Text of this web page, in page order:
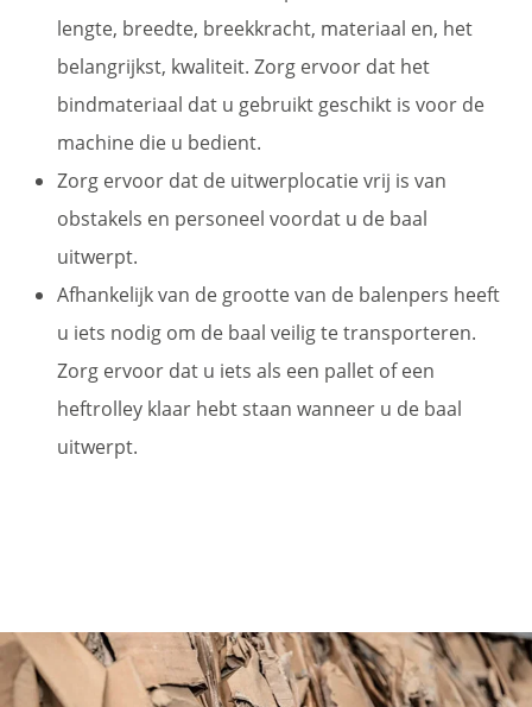
lengte, breedte, breekkracht, materiaal en, het
belangrijkst, kwaliteit. Zorg ervoor dat het
bindmateriaal dat u gebruikt geschikt is voor de
machine die u bedient.
Zorg ervoor dat de uitwerplocatie vrij is van
obstakels en personeel voordat u de baal
uitwerpt.
Afhankelijk van de grootte van de balenpers heeft
u iets nodig om de baal veilig te transporteren.
Zorg ervoor dat u iets als een pallet of een
heftrolley klaar hebt staan wanneer u de baal
uitwerpt.